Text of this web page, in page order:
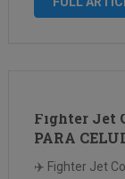
Fighter Jet
PARA
✈️ Fighter Jet